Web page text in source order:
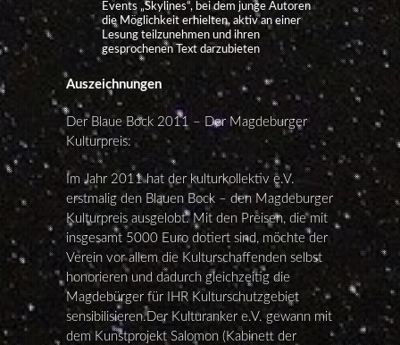
Events „Skylines“, bei dem junge Autoren
die Möglichkeit erhielten, aktiv an einer
Lesung teilzunehmen und ihren
gesprochenen Text darzubieten
Auszeichnungen
Der Blaue Bock 2011 – Der Magdeburger
Kulturpreis:
Im Jahr 2011 hat der kulturkollektiv e.V.
erstmalig den Blauen Bock – den Magdeburger
Kulturpreis ausgelobt. Mit den Preisen, die mit
insgesamt 5000 Euro dotiert sind, möchte der
Verein vor allem die Kulturschaffenden selbst
honorieren und dadurch gleichzeitig die
Magdebürger für IHR Kulturschutzgebiet
sensibilisieren.Der Kulturanker e.V. gewann mit
dem Kunstprojekt Salomon (Kabinett der